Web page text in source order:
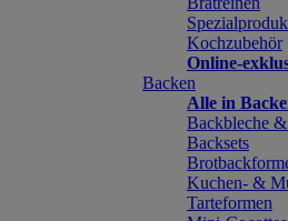
Kochzubehör
Online-
Backen
Alle in
Backbleche
Backsets
Kuchen- &
Tarteformen